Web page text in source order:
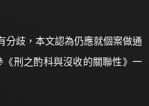
分歧，本文認為仍應就個案做通
刑之酌科與沒收的關聯性》一